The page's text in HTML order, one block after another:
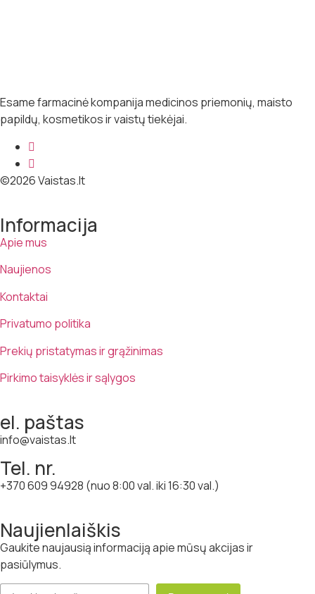
Esame farmacinė kompanija medicinos priemonių, maisto
papildų, kosmetikos ir vaistų tiekėjai.
©2026 Vaistas.lt
Informacija
Apie mus
Naujienos
Kontaktai
Privatumo politika
Prekių pristatymas ir grąžinimas
Pirkimo taisyklės ir sąlygos
el. paštas
info@vaistas.lt
Tel. nr.
+370 609 94928 (nuo 8:00 val. iki 16:30 val.)
Naujienlaiškis
Gaukite naujausią informaciją apie mūsų akcijas ir
pasiūlymus.